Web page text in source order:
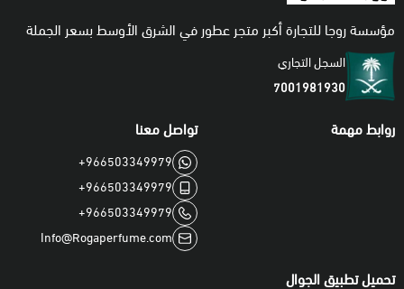
مؤسسة روجا للتجارة أكبر متجر عطور في الشرق الأوسط بسعر الجملة
السجل التجاري
7001981930
روابط مهمة تواصل معنا
+966503349979
+966503349979
+966503349979
Info@Rogaperfume.com
تحميل تطبيق الجوال